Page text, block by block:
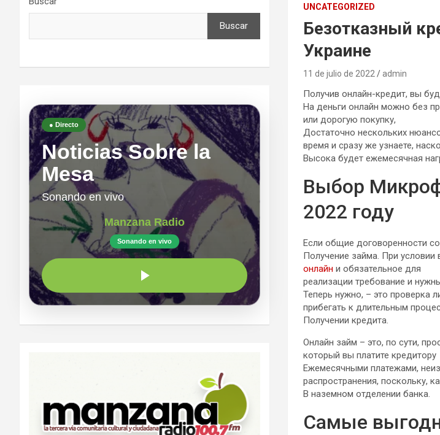
UNCATEGORIZED
Безотказный
Украине
11 de julio de 2022 admin
Получив онлайн-кредит, вы
На деньги онлайн можно без
или дорогую покупку,
Достаточно нескольких
время и сразу же узнаете,
Высока будет ежемесячная
Выбор
2022 году
Если общие договоренности
Получение займа. При
онлайн и обязательное для
реализации требование и
Теперь нужно, – это проверка
прибегать к длительным
Получении кредита.
Онлайн займ – это, по сути,
который вы платите кредитору
Ежемесячными платежами,
распространения, поскольку,
В наземном отделении банка.
Самые
Buscar
● Directo
Noticias Sobre la
Mesa
Sonando en vivo
Manzana Radio
Sonando en vivo